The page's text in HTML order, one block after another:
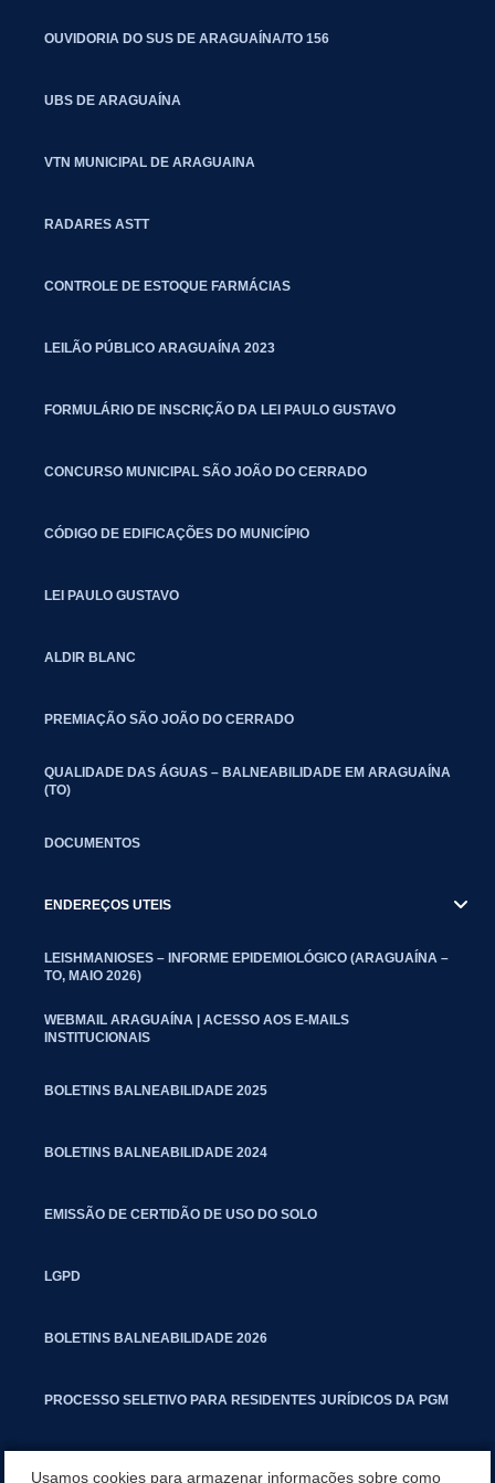
OUVIDORIA DO SUS DE ARAGUAÍNA/TO 156
UBS DE ARAGUAÍNA
VTN MUNICIPAL DE ARAGUAINA
RADARES ASTT
CONTROLE DE ESTOQUE FARMÁCIAS
LEILÃO PÚBLICO ARAGUAÍNA 2023
FORMULÁRIO DE INSCRIÇÃO DA LEI PAULO GUSTAVO
CONCURSO MUNICIPAL SÃO JOÃO DO CERRADO
CÓDIGO DE EDIFICAÇÕES DO MUNICÍPIO
LEI PAULO GUSTAVO
ALDIR BLANC
PREMIAÇÃO SÃO JOÃO DO CERRADO
QUALIDADE DAS ÁGUAS – BALNEABILIDADE EM ARAGUAÍNA
(TO)
DOCUMENTOS
ENDEREÇOS UTEIS
LEISHMANIOSES – INFORME EPIDEMIOLÓGICO (ARAGUAÍNA –
TO, MAIO 2026)
WEBMAIL ARAGUAÍNA | ACESSO AOS E-MAILS
INSTITUCIONAIS
BOLETINS BALNEABILIDADE 2025
BOLETINS BALNEABILIDADE 2024
EMISSÃO DE CERTIDÃO DE USO DO SOLO
LGPD
BOLETINS BALNEABILIDADE 2026
PROCESSO SELETIVO PARA RESIDENTES JURÍDICOS DA PGM
Usamos cookies para armazenar informações sobre como